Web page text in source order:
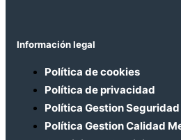
Información legal
Política de cookies
Política de privacidad
Política Gestion
Política Gestion Calidad